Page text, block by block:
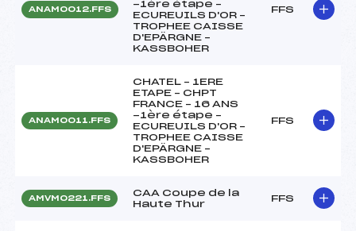
ANAM0012.FFS
-1ère étape –
ECUREUILS D'OR –
TROPHEE CAISSE
D'EPÄRGNE –
KASSBOHER
FFS
ANAM0011.FFS
CHATEL – 1ERE
ETAPE – CHPT
FRANCE – 16 ANS
-1ère étape –
ECUREUILS D'OR –
TROPHEE CAISSE
D'EPÄRGNE –
KASSBOHER
FFS
AMVM0221.FFS
CAA Coupe de la
Haute Thur
FFS